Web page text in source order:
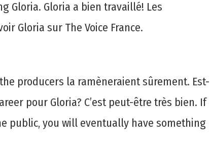
Gloria. Gloria a bien travaillé! Les
Gloria sur The Voice France.
producers la ramèneraient sûrement. Est-
pour Gloria? C’est peut-être très bien. If
public, you will eventually have something